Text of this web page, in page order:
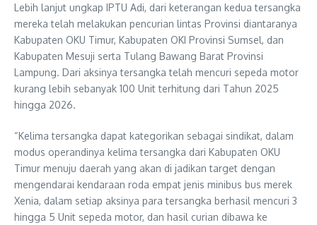
Lebih lanjut ungkap IPTU Adi, dari keterangan kedua tersangka
mereka telah melakukan pencurian lintas Provinsi diantaranya
Kabupaten OKU Timur, Kabupaten OKI Provinsi Sumsel, dan
Kabupaten Mesuji serta Tulang Bawang Barat Provinsi
Lampung. Dari aksinya tersangka telah mencuri sepeda motor
kurang lebih sebanyak 100 Unit terhitung dari Tahun 2025
hingga 2026.
“Kelima tersangka dapat kategorikan sebagai sindikat, dalam
modus operandinya kelima tersangka dari Kabupaten OKU
Timur menuju daerah yang akan di jadikan target dengan
mengendarai kendaraan roda empat jenis minibus bus merek
Xenia, dalam setiap aksinya para tersangka berhasil mencuri 3
hingga 5 Unit sepeda motor, dan hasil curian dibawa ke